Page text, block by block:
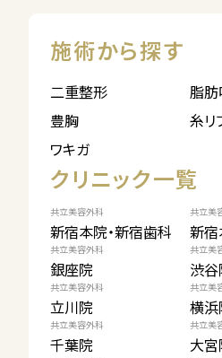
施術から探す
二重整形
脂肪
豊胸
糸リ
ワキガ
クリニック一覧
共立美容外科
新宿本院・新宿歯科
共立美
新宿
共立美容外科
銀座院
共立美
渋谷
共立美容外科
立川院
共立美
横浜
共立美容外科
千葉院
共立美
大宮